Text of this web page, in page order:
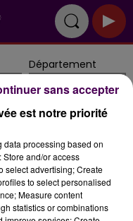
Département
est notre priorité
data processing based on
and/or access
select advertising; Create
to select personalised
Measure content
statistics or combinations
sans accepter